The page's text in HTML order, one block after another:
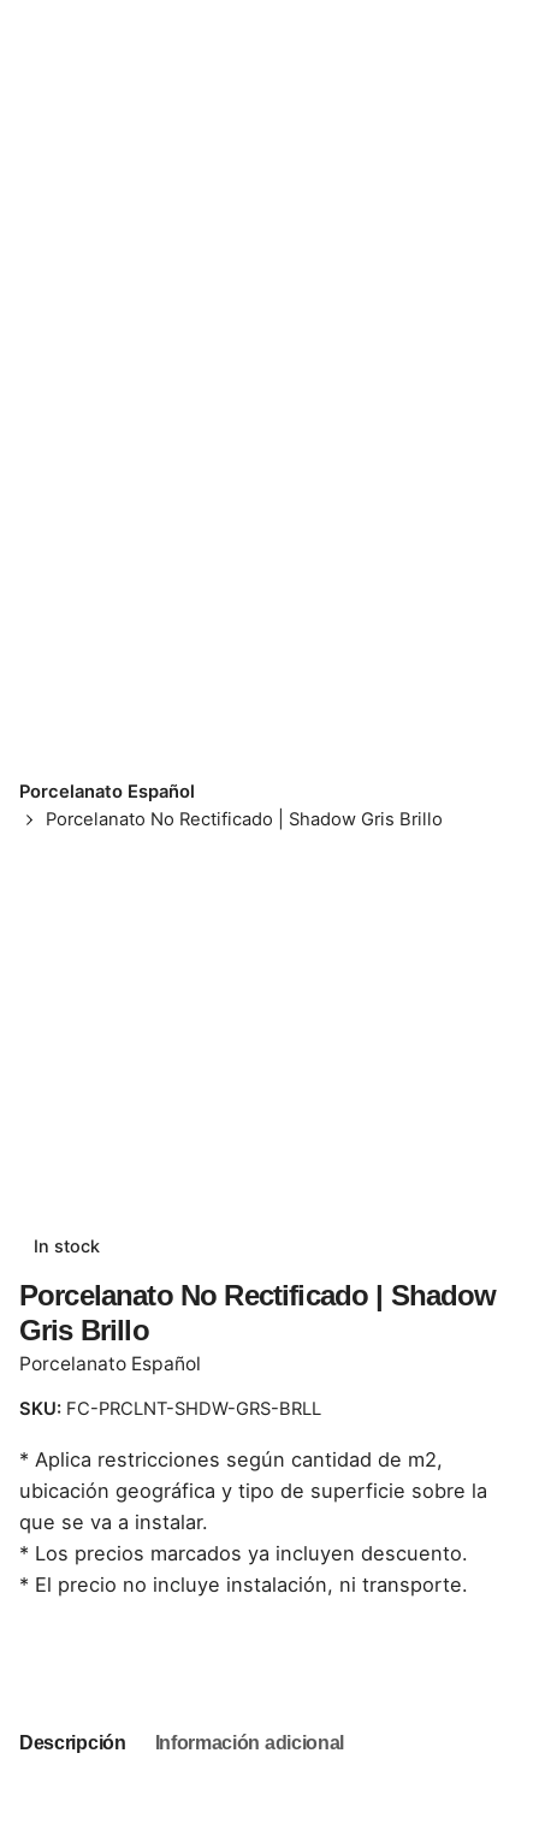
Porcelanato Español
Porcelanato No Rectificado | Shadow Gris Brillo
In stock
Porcelanato No Rectificado | Shadow
Gris Brillo
Porcelanato Español
SKU: FC-PRCLNT-SHDW-GRS-BRLL
* Aplica restricciones según cantidad de m2,
ubicación geográfica y tipo de superficie sobre la
que se va a instalar.
* Los precios marcados ya incluyen descuento.
* El precio no incluye instalación, ni transporte.
Descripción Información adicional